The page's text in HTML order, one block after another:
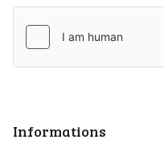
Informations